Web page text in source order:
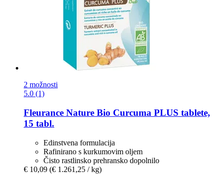
2 možnosti
5.0 (1)
Fleurance Nature Bio Curcuma PLUS tablete,
15 tabl.
Edinstvena formulacija
Rafinirano s kurkumovim oljem
Čisto rastlinsko prehransko dopolnilo
€ 10,09 (€ 1.261,25 / kg)